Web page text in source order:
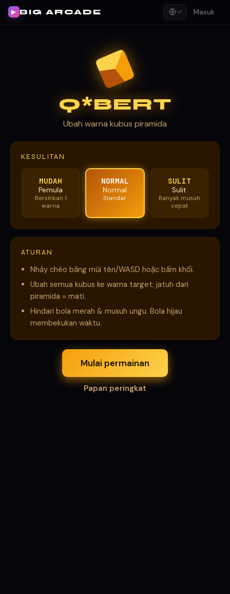
▶ BIG ARCADE Masuk
Q*BERT
Ubah warna kubus piramida
KESULITAN
MUDAH
Pemula
Bersihkan 1
warna
NORMAL
Normal
Standar
SULIT
Sulit
Banyak musuh
cepat
ATURAN
Nhảy chéo bằng mũi tên/WASD hoặc bấm khối.
Ubah semua kubus ke warna target; jatuh dari
piramida = mati.
Hindari bola merah & musuh ungu. Bola hijau
membekukan waktu.
Mulai permainan
Papan peringkat